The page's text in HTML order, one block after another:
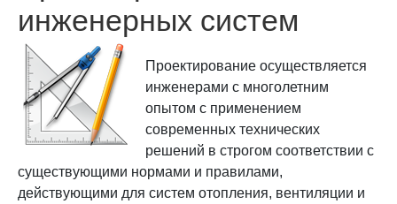
инженерных систем
Проектирование осуществляется
инженерами с многолетним
опытом с применением
современных технических
решений в строгом соответствии с
существующими нормами и правилами,
действующими для систем отопления, вентиляции и